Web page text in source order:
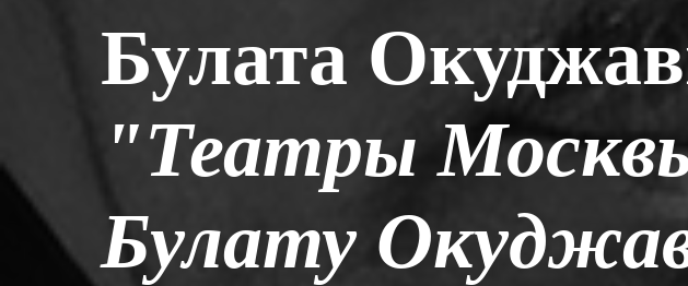
Булата
"Театры
Булату